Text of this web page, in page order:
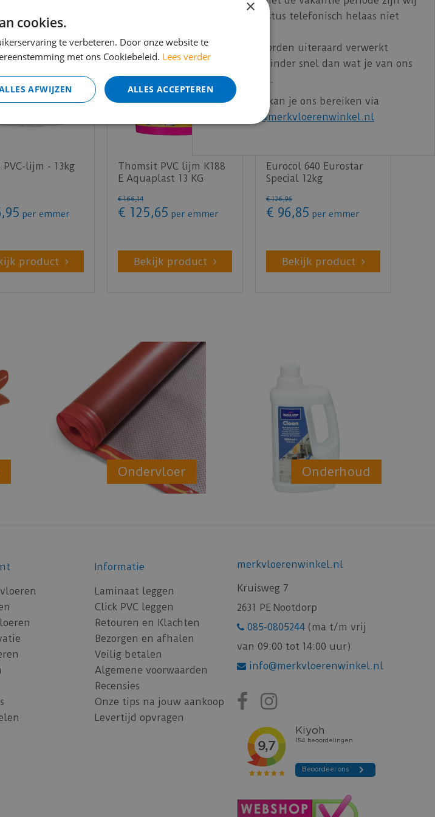
PVC-lijm - 13kg
,95 per emmer
product
Thomsit PVC lijm K188
E Aquaplast 13 KG
€ 166,14
€ 125,65 per emmer
Bekijk product
Eurocol 640 Eurostar
Special 12kg
€ 126,96
€ 96,85 per emmer
Bekijk product
Ondervloer Onderhoud
Informatie
Laminaat leggen
Click PVC leggen
Retouren en Klachten
Bezorgen en afhalen
Veilig betalen
Algemene voorwaarden
Recensies
Onze tips na jouw aankoop
Levertijd opvragen
merkvloerenwinkel.nl
Kruisweg 7
2631 PE Nootdorp
085-0805244 (ma t/m vrij
van 09:00 tot 14:00 uur)
info@merkvloerenwinkel.nl
t/m 14 augustus telefonisch helaas niet
Bestelling worden uiteraard verwerkt
echter iets minder snel dan wat je van ons
gewend bent.
Voor vragen kan je ons bereiken via
info@merkvloerenwinkel.nl
×
cookies.
te verbeteren. Door onze website te
met ons Cookiebeleid. Lees verder
ALLES ACCEPTEREN
AFWIJZEN